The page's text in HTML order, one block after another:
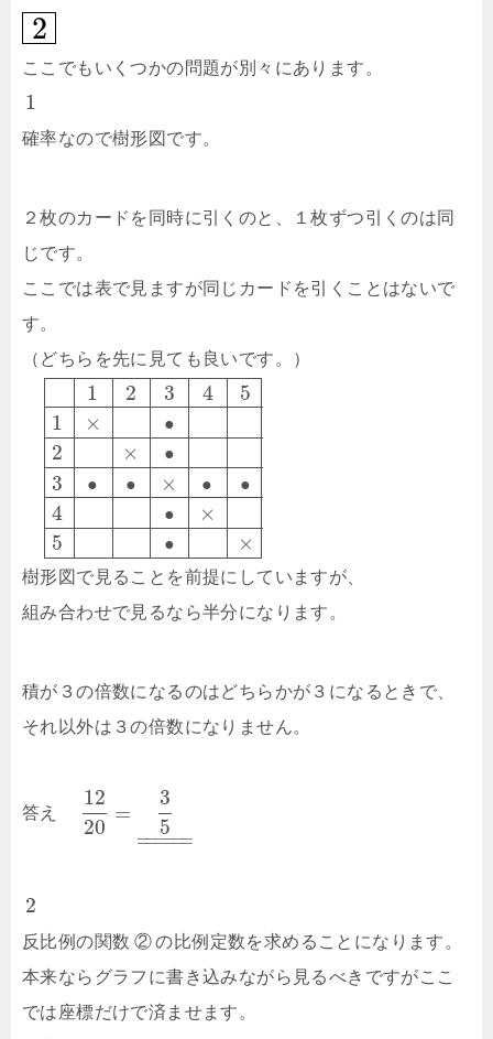
2
ここでもいくつかの問題が別々にあります。
1
確率なので樹形図です。
２枚のカードを同時に引くのと、１枚ずつ引くのは同
じです。
ここでは表で見ますが同じカードを引くことはないで
す。
（どちらを先に見ても良いです。）
1
2
3
4
5
1
×
●
2
×
●
3
●
●
×
●
●
4
●
×
5
●
×
樹形図で見ることを前提にしていますが、
組み合わせで見るなら半分になります。
積が３の倍数になるのはどちらかが３になるときで、
それ以外は３の倍数になりません。
答え
12
20
=
3
5
– –
––––
– –
––––
2
反比例の関数 ② の比例定数を求めることになります。
本来ならグラフに書き込みながら見るべきですがここ
では座標だけで済ませます。